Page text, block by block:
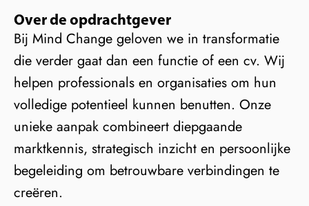
Over de opdrachtgever
Bij Mind Change geloven we in transformatie
die verder gaat dan een functie of een cv. Wij
helpen professionals en organisaties om hun
volledige potentieel kunnen benutten. Onze
unieke aanpak combineert diepgaande
marktkennis, strategisch inzicht en persoonlijke
begeleiding om betrouwbare verbindingen te
creëren.